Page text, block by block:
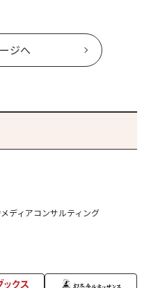
ジへ
ディアコンサルティング